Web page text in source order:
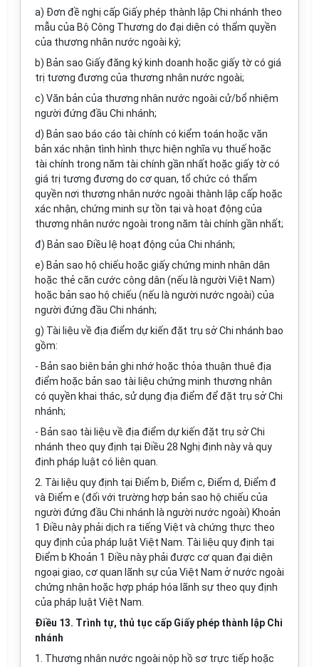
a) Đơn đề nghị cấp Giấy phép thành lập Chi nhánh theo
mẫu của Bộ Công Thương do đại diện có thẩm quyền
của thương nhân nước ngoài ký;
b) Bản sao Giấy đăng ký kinh doanh hoặc giấy tờ có giá
trị tương đương của thương nhân nước ngoài;
c) Văn bản của thương nhân nước ngoài cử/bổ nhiệm
người đứng đầu Chi nhánh;
d) Bản sao báo cáo tài chính có kiểm toán hoặc văn
bản xác nhận tình hình thực hiện nghĩa vụ thuế hoặc
tài chính trong năm tài chính gần nhất hoặc giấy tờ có
giá trị tương đương do cơ quan, tổ chức có thẩm
quyền nơi thương nhân nước ngoài thành lập cấp hoặc
xác nhận, chứng minh sự tồn tại và hoạt động của
thương nhân nước ngoài trong năm tài chính gần nhất;
đ) Bản sao Điều lệ hoạt động của Chi nhánh;
e) Bản sao hộ chiếu hoặc giấy chứng minh nhân dân
hoặc thẻ căn cước công dân (nếu là người Việt Nam)
hoặc bản sao hộ chiếu (nếu là người nước ngoài) của
người đứng đầu Chi nhánh;
g) Tài liệu về địa điểm dự kiến đặt trụ sở Chi nhánh bao
gồm:
- Bản sao biên bản ghi nhớ hoặc thỏa thuận thuê địa
điểm hoặc bản sao tài liệu chứng minh thương nhân
có quyền khai thác, sử dụng địa điểm để đặt trụ sởChi
nhánh;
- Bản sao tài liệu về địa điểm dự kiến đặt trụ sở Chi
nhánh theo quy định tại Điều 28 Nghị định này và quy
định pháp luật có liên quan.
2. Tài liệu quy định tại Điểm b, Điểm c, Điểm d, Điểm đ
và Điểm e (đối với trường hợp bản sao hộ chiếu của
người đứng đầu Chi nhánh là người nước ngoài) Khoản
1 Điều này phải dịch ra tiếng Việt và chứng thực theo
quy định của pháp luật Việt Nam. Tài liệu quy định tại
Điểm b Khoản 1 Điều này phải được cơ quan đại diện
ngoại giao, cơ quan lãnh sự của Việt Nam ở nước ngoài
chứng nhận hoặc hợp pháp hóa lãnh sự theo quy định
của pháp luật Việt Nam.
Điều 13. Trình tự, thủ tục cấp Giấy phép thành lập Chi
nhánh
1. Thương nhân nước ngoài nộp hồ sơ trực tiếp hoặc